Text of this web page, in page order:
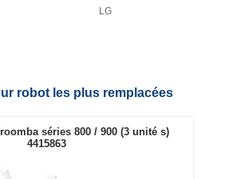
LG
robot les plus remplacées
séries 800 / 900 (3 unité s)
4415863